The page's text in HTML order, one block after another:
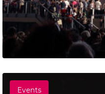
Events